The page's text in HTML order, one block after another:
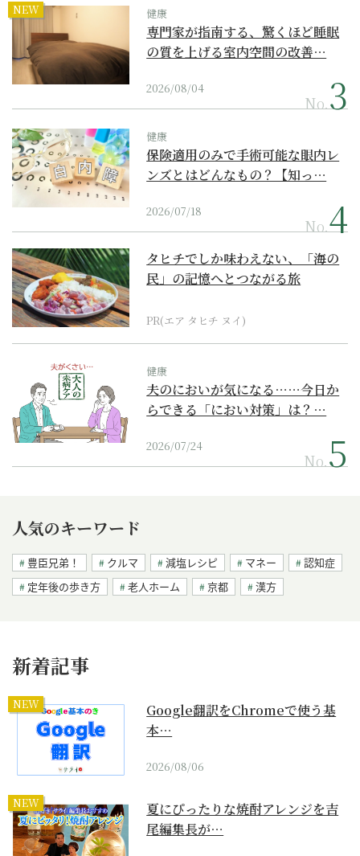
NEW 健康
専門家が指南する、驚くほど睡眠
の質を上げる室内空間の改善…
2026/08/04
No.
健康
保険適用のみで手術可能な眼内レ
ンズとはどんなもの？【知っ…
2026/07/18
No.
タヒチでしか味わえない、「海の
民」の記憶へとつながる旅
PR(エア タヒチ ヌイ)
健康
夫のにおいが気になる……今日か
らできる「におい対策」は？…
2026/07/24
No.
人気のキーワード
豊臣兄弟！ クルマ 減塩レシピ マネー
認知症
定年後の歩き方
老人ホーム 京都 漢方
新着記事
NEW
Google翻訳をChromeで使う基
本…
2026/08/06
NEW
夏にぴったりな焼酎アレンジを吉
尾編集長が…